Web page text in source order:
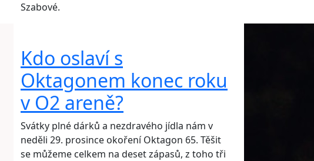
Szabové.
Kdo oslaví s
Oktagonem konec roku
v O2 areně?
Svátky plné dárků a nezdravého jídla nám v
neděli 29. prosince okoření Oktagon 65. Těšit
se můžeme celkem na deset zápasů, z toho tři